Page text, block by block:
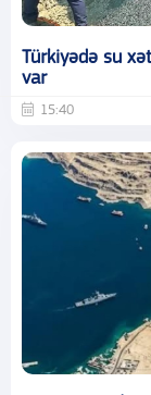
Türkiyədə su
var
15:40